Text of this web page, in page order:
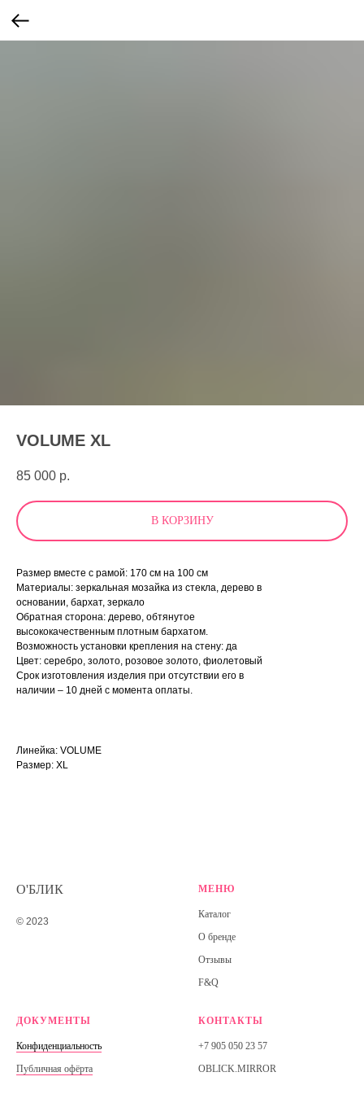
VOLUME XL
85 000 р.
В КОРЗИНУ
Размер вместе с рамой: 170 см на 100 см
Материалы: зеркальная мозайка из стекла, дерево в
основании, бархат, зеркало
Обратная сторона: дерево, обтянутое
высококачественным плотным бархатом.
Возможность установки крепления на стену: да
Цвет: серебро, золото, розовое золото, фиолетовый
Срок изготовления изделия при отсутствии его в
наличии – 10 дней с момента оплаты.
Линейка: VOLUME
Размер: XL
О'БЛИК
© 2023
МЕНЮ
Каталог
О бренде
Отзывы
F&Q
ДОКУМЕНТЫ
Конфиденциальность
Публичная офёрта
КОНТАКТЫ
+7 905 050 23 57
OBLICK.MIRROR